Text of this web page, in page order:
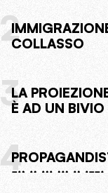
2COLLASSO
3LA
È AD UN BIVIO
4